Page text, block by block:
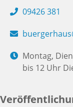
09426 381
Montag,
bis 12 Uhr